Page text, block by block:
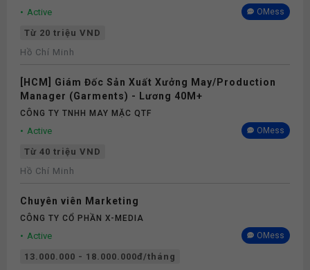
Active OMess
Từ 20 triệu VND
Hồ Chí Minh
[HCM] Giám Đốc Sản Xuất Xưởng May/Production
Manager (Garments) - Lương 40M+
CÔNG TY TNHH MAY MẶC QTF
Active OMess
Từ 40 triệu VND
Hồ Chí Minh
Chuyên viên Marketing
CÔNG TY CỔ PHẦN X-MEDIA
Active OMess
13.000.000 - 18.000.000đ/tháng